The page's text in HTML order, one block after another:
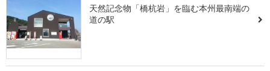
天然記念物「橋杭岩」を臨む本州最南端の
道の駅